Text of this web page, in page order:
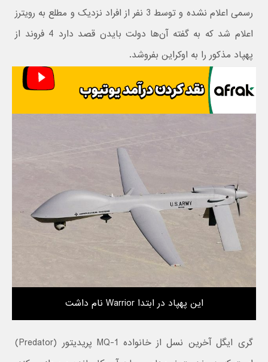
رسمی اعلام نشده و توسط 3 نفر از افراد نزدیک و مطلع به رویترز
اعلام شد که به گفته آن‌ها دولت بایدن قصد دارد 4 فروند از
پهپاد مذکور را به اوکراین بفروشد.
این پهپاد در ابتدا Warrior نام داشت
گری ایگل آخرین نسل از خانواده MQ-1 پریدیتور (Predator)